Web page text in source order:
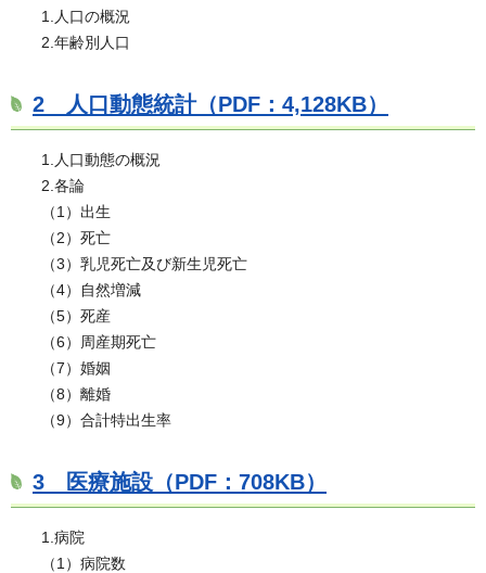
1.人口の概況
2.年齢別人口
2 人口動態統計（PDF：4,128KB）
1.人口動態の概況
2.各論
（1）出生
（2）死亡
（3）乳児死亡及び新生児死亡
（4）自然増減
（5）死産
（6）周産期死亡
（7）婚姻
（8）離婚
（9）合計特出生率
3 医療施設（PDF：708KB）
1.病院
（1）病院数